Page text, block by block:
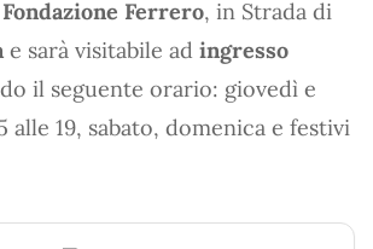
Fondazione Ferrero, in Strada di
e sarà visitabile ad ingresso
il seguente orario: giovedì e
alle 19, sabato, domenica e festivi